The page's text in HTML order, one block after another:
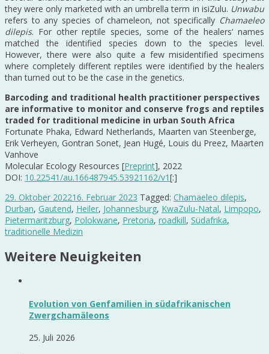
they were only marketed with an umbrella term in isiZulu. Unwabu
refers to any species of chameleon, not specifically Chamaeleo
dilepis. For other reptile species, some of the healers‘ names
matched the identified species down to the species level.
However, there were also quite a few misidentified specimens
where completely different reptiles were identified by the healers
than turned out to be the case in the genetics.
Barcoding and traditional health practitioner perspectives
are informative to monitor and conserve frogs and reptiles
traded for traditional medicine in urban South Africa
Fortunate Phaka, Edward Netherlands, Maarten van Steenberge,
Erik Verheyen, Gontran Sonet, Jean Hugé, Louis du Preez, Maarten
Vanhove
Molecular Ecology Resources [Preprint], 2022
DOI: 10.22541/au.166487945.53921162/v1[:]
29. Oktober 202216. Februar 2023 Tagged: Chamaeleo dilepis,
Durban, Gautend, Heiler, Johannesburg, KwaZulu-Natal, Limpopo,
Pietermaritzburg, Polokwane, Pretoria, roadkill, Südafrika,
traditionelle Medizin
Weitere Neuigkeiten
Evolution von Genfamilien in südafrikanischen
Zwergchamäleons
25. Juli 2026